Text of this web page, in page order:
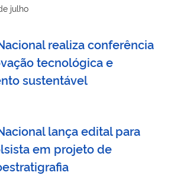
julho
realiza conferência
tecnológica e
sustentável
lança edital para
em projeto de